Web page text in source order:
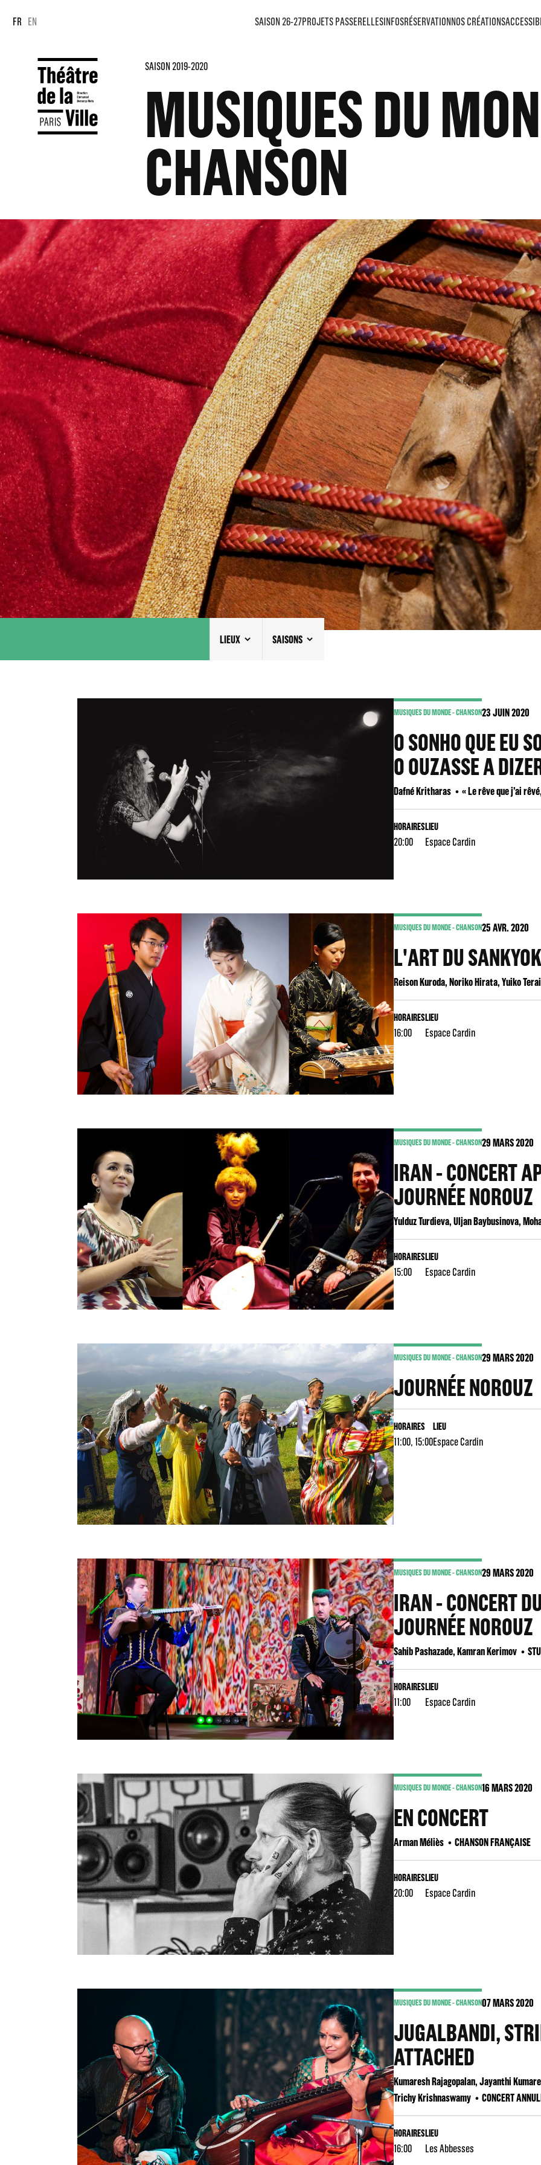
FR EN SAISON 26-27PROJETS PASSERELLESINFOSRÉSERVATIONNOS CRÉATIONS
SAISON 2019-2020
MUSIQUES DU
CHANSON
LIEUX SAISONS
MUSIQUES DU MONDE - CHANSON23JUIN 2020
O SONHO QUE EU
O OUZASSE A
Dafné Kritharas « Le rêve que j’ai
HORAIRES
20:00
LIEU
Espace Cardin
MUSIQUES DU MONDE - CHANSON25AVR. 2020
L'ART DU
Reison Kuroda, Noriko Hirata, Yuiko Terai
HORAIRES
16:00
LIEU
Espace Cardin
MUSIQUES DU MONDE - CHANSON29MARS 2020
IRAN - CONCERT
JOURNÉE NOROUZ
Yulduz Turdieva, Uljan Baybusinova,
HORAIRES
15:00
LIEU
Espace Cardin
MUSIQUES DU MONDE - CHANSON29MARS 2020
JOURNÉE NOROUZ
HORAIRES
11:00, 15:00
LIEU
Espace Cardin
MUSIQUES DU MONDE - CHANSON29MARS 2020
IRAN - CONCERT
JOURNÉE NOROUZ
Sahib Pashazade, Kamran Kerimov
HORAIRES
11:00
LIEU
Espace Cardin
MUSIQUES DU MONDE - CHANSON16MARS 2020
EN CONCERT
Arman Méliès CHANSON FRANÇAISE
HORAIRES
20:00
LIEU
Espace Cardin
MUSIQUES DU MONDE - CHANSON07MARS 2020
JUGALBANDI,
ATTACHED
Kumaresh Rajagopalan, Jayanthi
Trichy Krishnaswamy
CONCERT
HORAIRES
16:00
LIEU
Les Abbesses